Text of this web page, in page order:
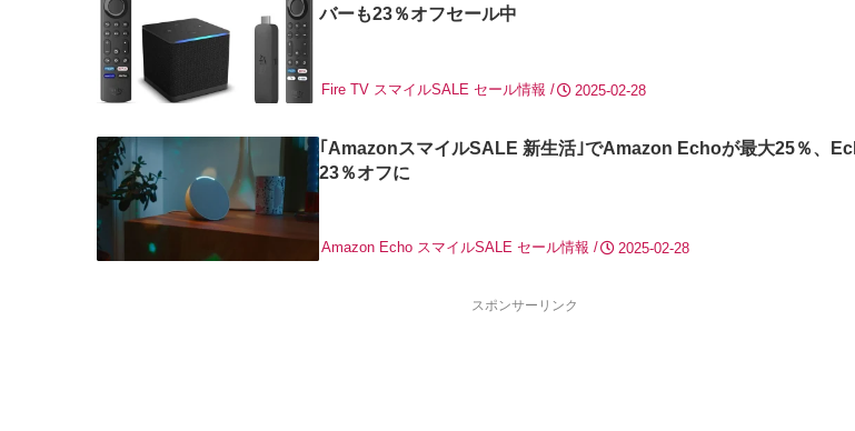
バーも23％オフセール中
2025-02-28
Fire TV スマイルSALE セール情報
｢AmazonスマイルSALE 新生活｣でAmazon Echoが最大25％、
23％オフに
2025-02-28
Amazon Echo スマイルSALE セール情報
スポンサーリンク